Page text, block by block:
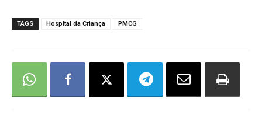
TAGS Hospital da Criança PMCG